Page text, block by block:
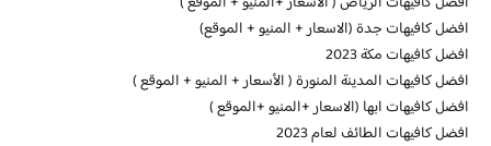
افضل كافيهات جدة (الاسعار + المنيو + الموقع)
افضل كافيهات مكة 2023
افضل كافيهات المدينة المنورة ( الأسعار + المنيو + الموقع )
افضل كافيهات ابها (الاسعار +المنيو +الموقع )
افضل كافيهات الطائف لعام 2023